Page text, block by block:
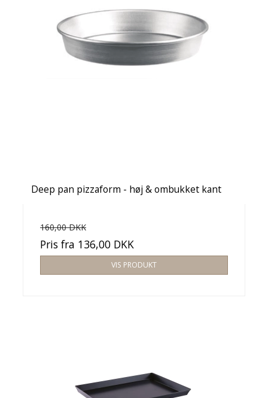
Deep pan pizzaform - høj & ombukket kant
160,00 DKK
Pris fra 136,00 DKK
VIS PRODUKT